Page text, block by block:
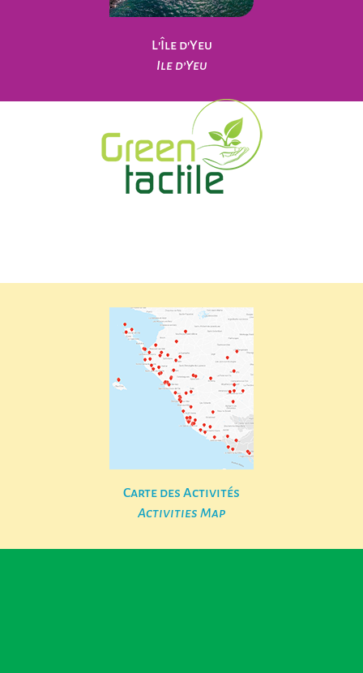
L'Île d'Yeu
Ile d’Yeu
Carte des Activités
Activities Map